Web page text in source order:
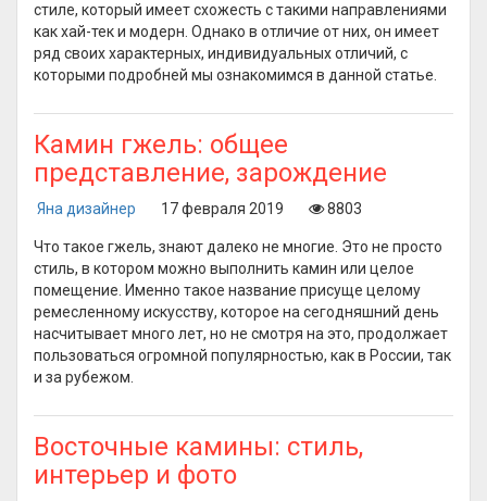
стиле, который имеет схожесть с такими направлениями
как хай-тек и модерн. Однако в отличие от них, он имеет
ряд своих характерных, индивидуальных отличий, с
которыми подробней мы ознакомимся в данной статье.
Камин гжель: общее
представление, зарождение
Яна дизайнер 17 февраля 2019 8803
Что такое гжель, знают далеко не многие. Это не просто
стиль, в котором можно выполнить камин или целое
помещение. Именно такое название присуще целому
ремесленному искусству, которое на сегодняшний день
насчитывает много лет, но не смотря на это, продолжает
пользоваться огромной популярностью, как в России, так
и за рубежом.
Восточные камины: стиль,
интерьер и фото